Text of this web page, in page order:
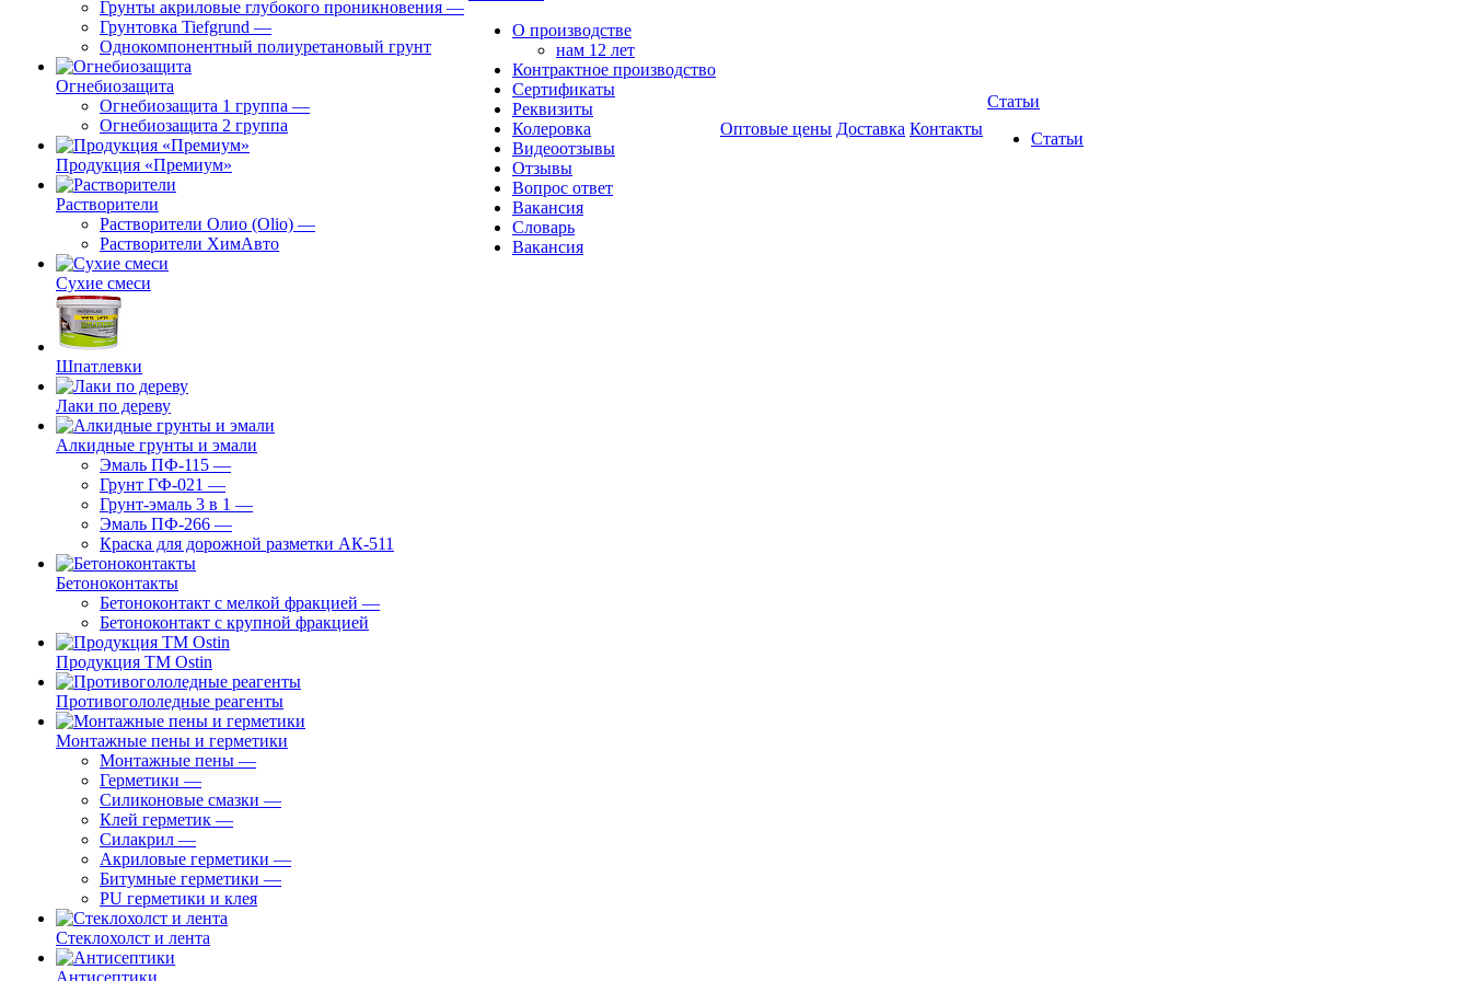
Грунты акриловые глубокого проникновения —
Грунтовка Tiefgrund —
Однокомпонентный полиуретановый грунт
Огнебиозащита
Огнебиозащита 1 группа —
Огнебиозащита 2 группа
Продукция «Премиум»
Растворители
Растворители Олио (Olio) —
Растворители ХимАвто
Сухие смеси
Шпатлевки
Лаки по дереву
Алкидные грунты и эмали
Эмаль ПФ-115 —
Грунт ГФ-021 —
Грунт-эмаль 3 в 1 —
Эмаль ПФ-266 —
Краска для дорожной разметки АК-511
Бетоноконтакты
Бетоноконтакт с мелкой фракцией —
Бетоноконтакт с крупной фракцией
Продукция ТМ Ostin
Противогололедные реагенты
Монтажные пены и герметики
Монтажные пены —
Герметики —
Силиконовые смазки —
Клей герметик —
Силакрил —
Акриловые герметики —
Битумные герметики —
PU герметики и клея
Стеклохолст и лента
Антисептики
О производстве
нам 12 лет
Контрактное производство
Сертификаты
Реквизиты
Колеровка
Видеоотзывы
Отзывы
Вопрос ответ
Вакансия
Словарь
Вакансия
Оптовые цены Доставка Контакты
Статьи
Статьи